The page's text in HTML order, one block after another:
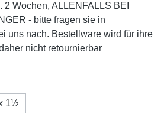
2 Wochen, ALLENFALLS BEI
- bitte fragen sie in
uns nach. Bestellware wird für ihre
nicht retournierbar
1½